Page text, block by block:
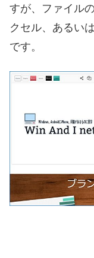
すが、ファイル
クセル、あるい
です。